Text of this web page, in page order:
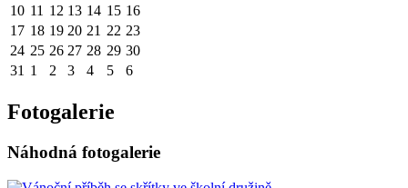
10 11 12 13 14 15 16
17 18 19 20 21 22 23
24 25 26 27 28 29 30
31 1 2 3 4 5 6
Fotogalerie
Náhodná fotogalerie